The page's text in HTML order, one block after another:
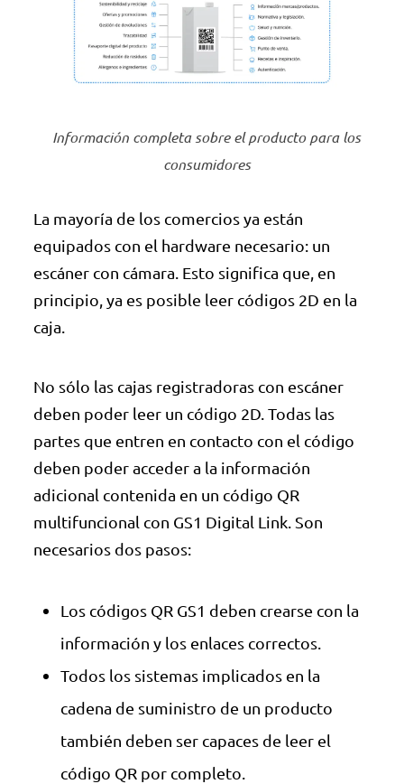
Información completa sobre el producto para los
consumidores
La mayoría de los comercios ya están
equipados con el hardware necesario: un
escáner con cámara. Esto significa que, en
principio, ya es posible leer códigos 2D en la
caja.
No sólo las cajas registradoras con escáner
deben poder leer un código 2D. Todas las
partes que entren en contacto con el código
deben poder acceder a la información
adicional contenida en un código QR
multifuncional con GS1 Digital Link. Son
necesarios dos pasos:
Los códigos QR GS1 deben crearse con la
información y los enlaces correctos.
Todos los sistemas implicados en la
cadena de suministro de un producto
también deben ser capaces de leer el
código QR por completo.